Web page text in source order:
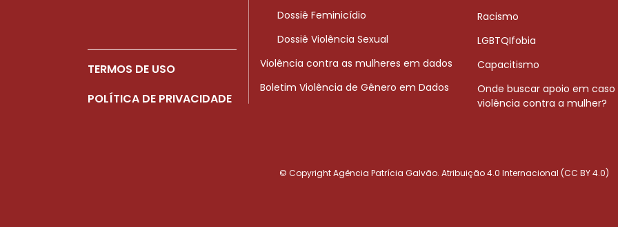
TERMOS DE USO
POLÍTICA DE PRIVACIDADE
Dossiê Feminicídio
Dossiê Violência Sexual
Violência contra as mulheres em dados
Boletim Violência de Gênero em Dados
Racismo
LGBTQIfobia
Capacitismo
Onde buscar apoio em caso
violência contra a mulher?
© Copyright Agência Patrícia Galvão. Atribuição 4.0 Internacional (CC BY 4.0)